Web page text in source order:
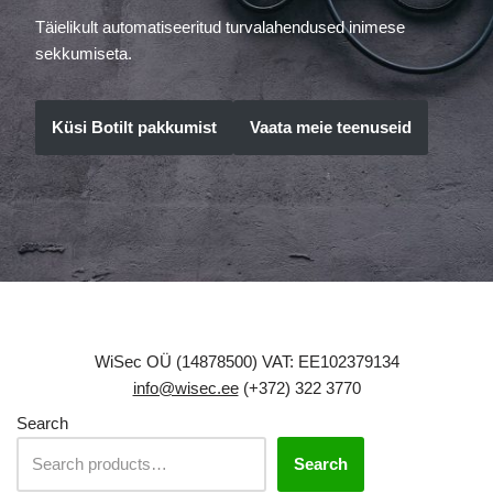
Täielikult automatiseeritud turvalahendused inimese
sekkumiseta.
Küsi Botilt pakkumist Vaata meie teenuseid
WiSec OÜ (14878500) VAT: EE102379134
info@wisec.ee(+372) 322 3770
Search
Search